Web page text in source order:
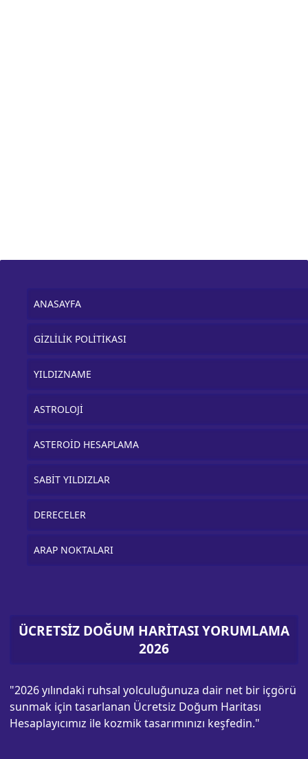
ANASAYFA
GİZLİLİK POLİTİKASI
YILDIZNAME
ASTROLOJİ
ASTEROİD HESAPLAMA
SABİT YILDIZLAR
DERECELER
ARAP NOKTALARI
ÜCRETSİZ DOĞUM HARİTASI YORUMLAMA
2026
"2026 yılındaki ruhsal yolculuğunuza dair net bir içgörü
sunmak için tasarlanan Ücretsiz Doğum Haritası
Hesaplayıcımız ile kozmik tasarımınızı keşfedin."